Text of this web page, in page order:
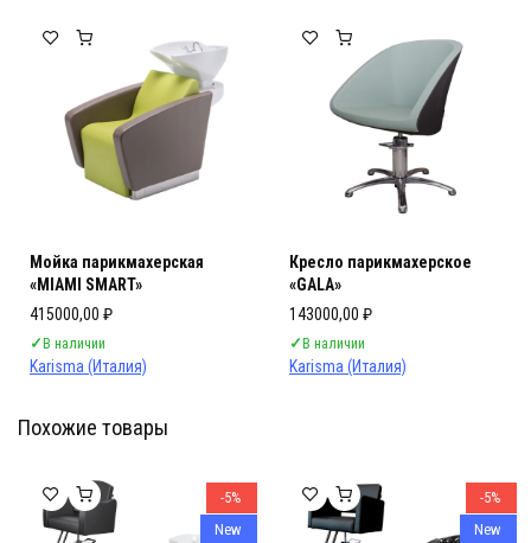
Мойка парикмахерская
«MIAMI SMART»
415000,00 ₽
✓В наличии
Karisma (Италия)
Кресло парикмахерское
«GALA»
143000,00 ₽
✓В наличии
Karisma (Италия)
Похожие товары
-5%
New
-5%
New